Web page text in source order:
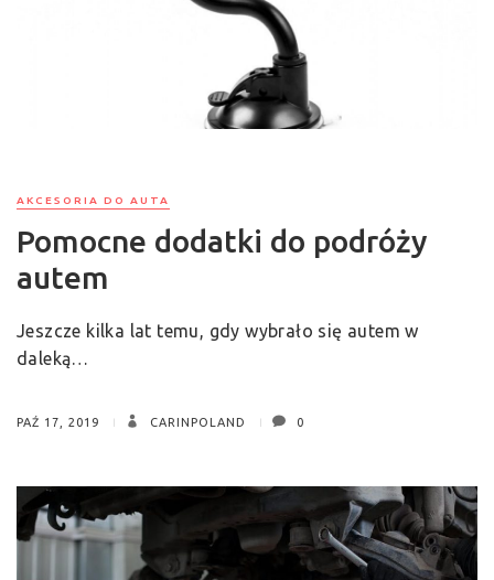
AKCESORIA DO AUTA
Pomocne dodatki do podróży
autem
Jeszcze kilka lat temu, gdy wybrało się autem w
daleką…
PAŹ 17, 2019 CARINPOLAND 0